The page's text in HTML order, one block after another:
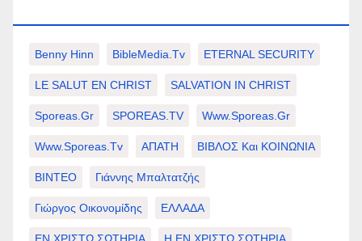
Benny Hinn BibleMedia.tv ETERNAL SECURITY
LE SALUT EN CHRIST SALVATION IN CHRIST
Sporeas.gr SPOREAS.TV Www.sporeas.gr
Www.sporeas.tv ΑΠΑΤΗ ΒΙΒΛΟΣ Και ΚΟΙΝΩΝΙΑ
ΒΙΝΤΕΟ Γιάννης Μπαλτατζής
Γιώργος Οικονομίδης ΕΛΛΑΔΑ